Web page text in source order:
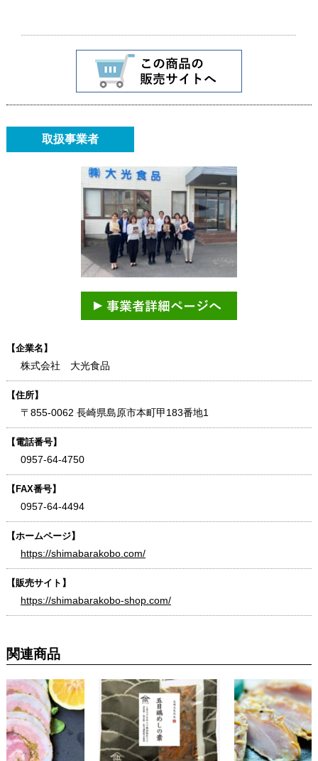
取扱事業者
【企業名】
株式会社 大光食品
【住所】
〒855-0062 長崎県島原市本町甲183番地1
【電話番号】
0957-64-4750
【FAX番号】
0957-64-4494
【ホームページ】
https://shimabarakobo.com/
【販売サイト】
https://shimabarakobo-shop.com/
関連商品